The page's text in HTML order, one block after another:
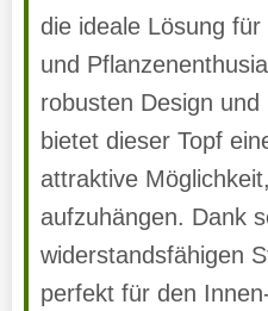
die ideale Lösung
und
robusten Design und
bietet dieser Topf
attraktive
aufzuhängen. Dank
widerstandsfähigen
perfekt für den